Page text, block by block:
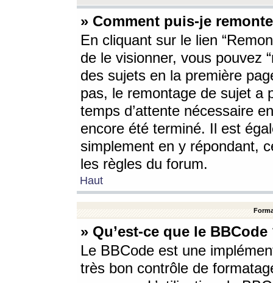
» Comment puis-je
En cliquant sur le lien
de le visionner, vous pouvez
des sujets en la première
pas, le remontage de sujet a
temps d’attente nécessaire
encore été terminé. Il est
simplement en y répondant,
les règles du forum.
Haut
» Qu’est-ce que le BBCode
Le BBCode est une
très bon contrôle de